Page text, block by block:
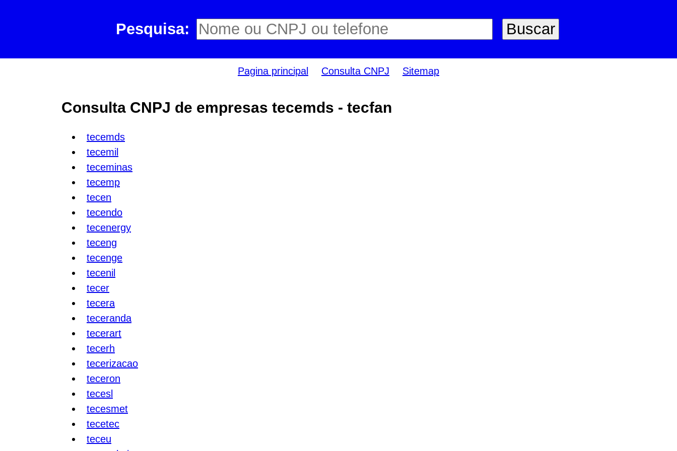
Pesquisa:
Pagina principal Consulta CNPJ Sitemap
Consulta CNPJ de empresas tecemds - tecfan
tecemds
tecemil
teceminas
tecemp
tecen
tecendo
tecenergy
teceng
tecenge
tecenil
tecer
tecera
teceranda
tecerart
tecerh
tecerizacao
teceron
tecesl
tecesmet
tecetec
teceu